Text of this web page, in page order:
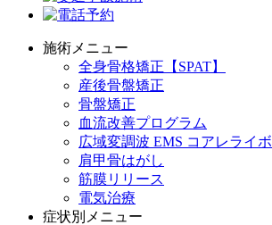
施術メニュー
全身骨格矯正【SPAT】
産後骨盤矯正
骨盤矯正
血流改善プログラム
広域変調波 EMS コアレライボ
肩甲骨はがし
筋膜リリース
電気治療
症状別メニュー